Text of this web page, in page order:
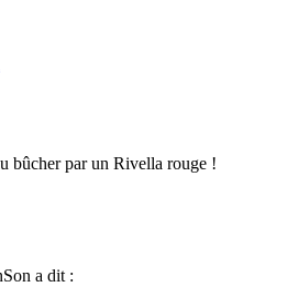
bûcher par un Rivella rouge !
a dit :